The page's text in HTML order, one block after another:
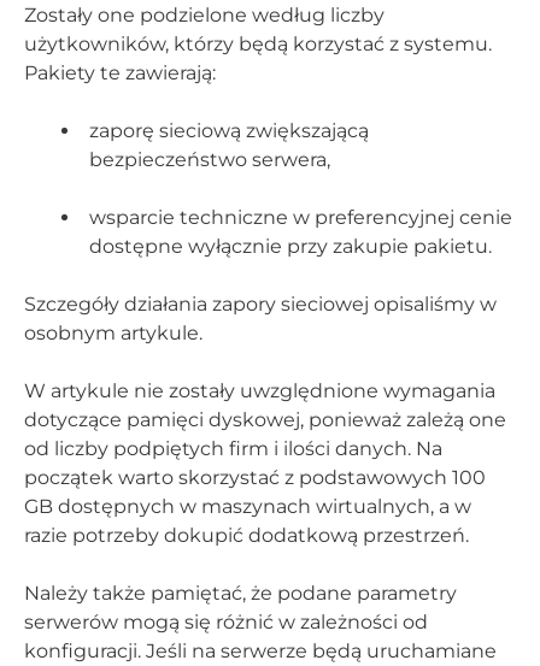
Zostały one podzielone według liczby
użytkowników, którzy będą korzystać z systemu.
Pakiety te zawierają:
zaporę sieciową zwiększającą
bezpieczeństwo serwera,
wsparcie techniczne w preferencyjnej cenie
dostępne wyłącznie przy zakupie pakietu.
Szczegóły działania zapory sieciowej opisaliśmy w
osobnym artykule.
W artykule nie zostały uwzględnione wymagania
dotyczące pamięci dyskowej, ponieważ zależą one
od liczby podpiętych firm i ilości danych. Na
początek warto skorzystać z podstawowych 100
GB dostępnych w maszynach wirtualnych, a w
razie potrzeby dokupić dodatkową przestrzeń.
Należy także pamiętać, że podane parametry
serwerów mogą się różnić w zależności od
konfiguracji. Jeśli na serwerze będą uruchamiane